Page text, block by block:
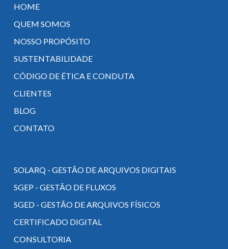
HOME
QUEM SOMOS
NOSSO PROPÓSITO
SUSTENTABILIDADE
CÓDIGO DE ÉTICA E CONDUTA
CLIENTES
BLOG
CONTATO
SOLARQ - GESTÃO DE ARQUIVOS DIGITAIS
SGEP - GESTÃO DE FLUXOS
SGED - GESTÃO DE ARQUIVOS FÍSICOS
CERTIFICADO DIGITAL
CONSULTORIA